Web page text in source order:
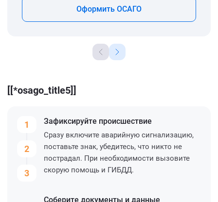
Оформить ОСАГО
[[*osago_title5]]
1
2
3
Зафиксируйте происшествие
Сразу включите аварийную сигнализацию,
поставьте знак, убедитесь, что никто не
пострадал. При необходимости вызовите
скорую помощь и ГИБДД.
Соберите документы и данные